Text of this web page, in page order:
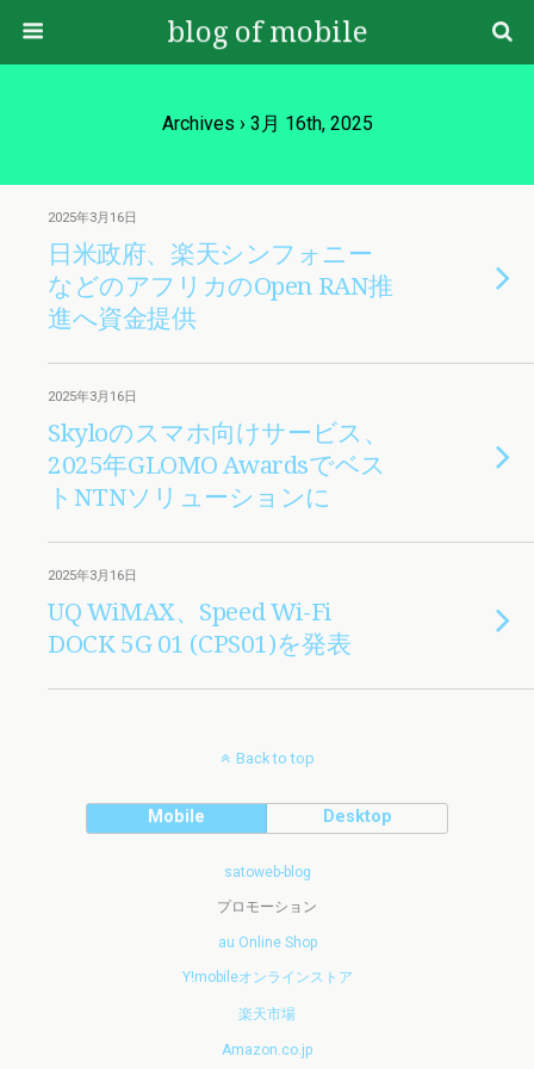
blog of mobile
Archives › 3月 16th, 2025
2025年3月16日
日米政府、楽天シンフォニー
などのアフリカのOpen RAN推
進へ資金提供
2025年3月16日
Skyloのスマホ向けサービス、
2025年GLOMO Awardsでベス
トNTNソリューションに
2025年3月16日
UQ WiMAX、Speed Wi-Fi
DOCK 5G 01 (CPS01)を発表
Back to top
Mobile Desktop
satoweb-blog
プロモーション
au Online Shop
Y!mobileオンラインストア
楽天市場
Amazon.co.jp